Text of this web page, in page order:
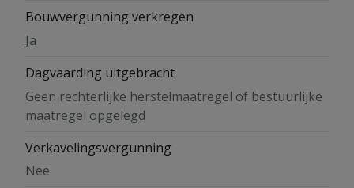
Bouwvergunning verkregen
Ja
Dagvaarding uitgebracht
Geen rechterlijke herstelmaatregel of bestuurlijke
maatregel opgelegd
Verkavelingsvergunning
Nee